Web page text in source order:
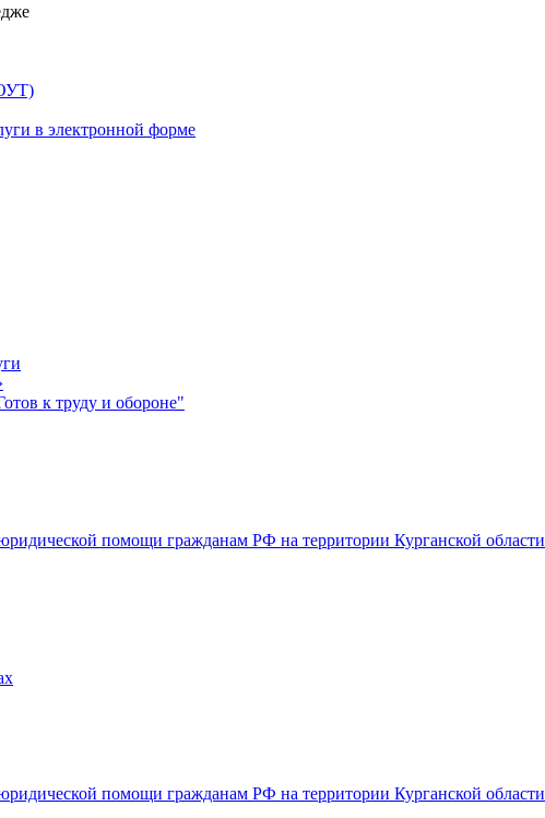
в электронной форме
к труду и обороне"
помощи гражданам РФ на территории Курганской области
помощи гражданам РФ на территории Курганской области